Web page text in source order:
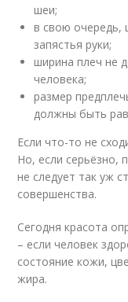
шеи;
в свою очередь,
запястья руки;
ширина плеч не
человека;
размер
должны быть
Если что-то не
Но, если серьёзно,
не следует так уж
совершенства.
Сегодня красота
– если человек
состояние кожи,
жира.